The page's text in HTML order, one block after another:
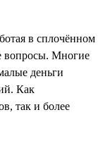
в сплочённом
вопросы. Многие
деньги
Как
так и более